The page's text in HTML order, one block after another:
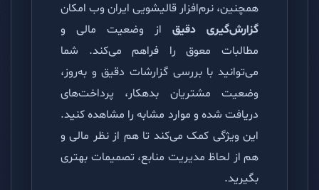
همچنین، نرم‌افزار قالیشویی ایران وب امکان
گزارش‌گیری دقیق از وضعیت مالی و
مطالبات معوق را فراهم می‌کند. شما
می‌توانید با بررسی گزارشات دقیق و به‌روز،
وضعیت مشتریان بدهکار، پرداخت‌های
دریافت شده و موارد مشابه را مشاهده کنید.
این ویژگی کمک می‌کند تا هم از نظر مالی و
هم از لحاظ مدیریت منابع، تصمیمات بهتری
بگیرید.